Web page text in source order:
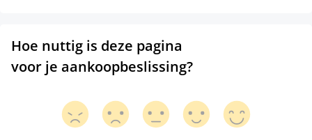
Hoe nuttig is deze pagina
voor je aankoopbeslissing?